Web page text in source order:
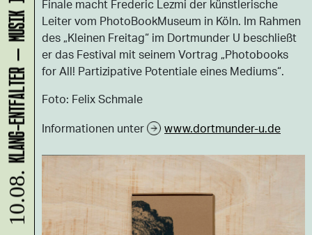
Finale macht Frederic Lezmi der künstlerische
Leiter vom PhotoBookMuseum in Köln. Im Rahmen
des „Kleinen Freitag“ im Dortmunder U beschließt
er das Festival mit seinem Vortrag „Photobooks
for All! Partizipative Potentiale eines Mediums“.
Foto: Felix Schmale
Informationen unter
www.dortmunder-u.de
10.08.